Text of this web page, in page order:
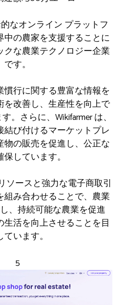
なオンライン プラットフ
中の農家を支援することに
な農業テクノロジー企業
です。
行に関する豊富な情報を
改善し、生産性を向上で
。さらに、Wikifarmer は、
び付けるマーケットプレ
物の販売を促進し、公正な
しています。
ソースと強力な電子商取引
組み合わせることで、農業
、持続可能な農業を促進
生活を向上させることを目
います。
5